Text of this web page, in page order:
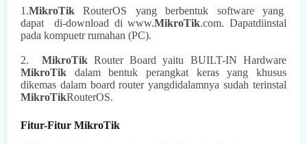
1.MikroTik RouterOS yang berbentuk software
yang
dapat
di-download di www.MikroTik.com. Dapatdiinstal
pada kompuetr rumahan (PC).
2. MikroTik Router Board yaitu BUILT-IN Hardware
MikroTik dalam bentuk perangkat keras yang khusus
dikemas dalam board router yangdidalamnya sudah terinstal
MikroTikRouterOS.
Fitur-Fitur MikroTik